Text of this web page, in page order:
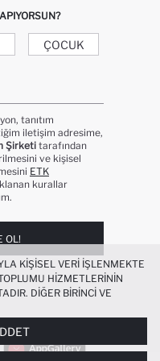
ÇOCUK
tanıtım
iletişim adresime,
Şirketi tarafından
ve kişisel
ETK
kurallar
OL!
KIŞISEL VERI IŞLENMEKTE
HIZMETLERININ
DIĞER BIRINCI VE
IYI BIR ALIŞVERIŞ
IŞLEVSEL KILINMASI VE
HALINDE, SIZLERE
YAPILMASI AMAÇLARIYLA